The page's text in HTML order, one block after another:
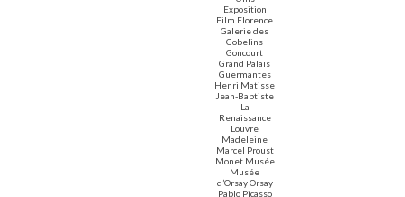
Exposition
Film Florence
Galerie des
Gobelins
Goncourt
Grand Palais
Guermantes
Henri Matisse
Jean-Baptiste
La
Renaissance
Louvre
Madeleine
Marcel Proust
Monet Musée
Musée
d’Orsay Orsay
Pablo Picasso